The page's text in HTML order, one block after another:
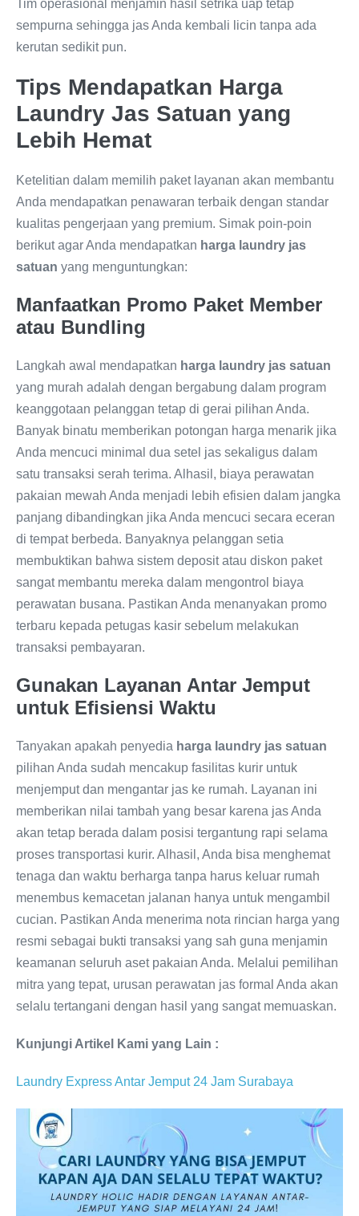
Tim operasional menjamin hasil setrika uap tetap
sempurna sehingga jas Anda kembali licin tanpa ada
kerutan sedikit pun.
Tips Mendapatkan Harga
Laundry Jas Satuan yang
Lebih Hemat
Ketelitian dalam memilih paket layanan akan membantu
Anda mendapatkan penawaran terbaik dengan standar
kualitas pengerjaan yang premium. Simak poin-poin
berikut agar Anda mendapatkan harga laundry jas
satuan yang menguntungkan:
Manfaatkan Promo Paket Member
atau Bundling
Langkah awal mendapatkan harga laundry jas satuan
yang murah adalah dengan bergabung dalam program
keanggotaan pelanggan tetap di gerai pilihan Anda.
Banyak binatu memberikan potongan harga menarik jika
Anda mencuci minimal dua setel jas sekaligus dalam
satu transaksi serah terima. Alhasil, biaya perawatan
pakaian mewah Anda menjadi lebih efisien dalam jangka
panjang dibandingkan jika Anda mencuci secara eceran
di tempat berbeda. Banyaknya pelanggan setia
membuktikan bahwa sistem deposit atau diskon paket
sangat membantu mereka dalam mengontrol biaya
perawatan busana. Pastikan Anda menanyakan promo
terbaru kepada petugas kasir sebelum melakukan
transaksi pembayaran.
Gunakan Layanan Antar Jemput
untuk Efisiensi Waktu
Tanyakan apakah penyedia harga laundry jas satuan
pilihan Anda sudah mencakup fasilitas kurir untuk
menjemput dan mengantar jas ke rumah. Layanan ini
memberikan nilai tambah yang besar karena jas Anda
akan tetap berada dalam posisi tergantung rapi selama
proses transportasi kurir. Alhasil, Anda bisa menghemat
tenaga dan waktu berharga tanpa harus keluar rumah
menembus kemacetan jalanan hanya untuk mengambil
cucian. Pastikan Anda menerima nota rincian harga yang
resmi sebagai bukti transaksi yang sah guna menjamin
keamanan seluruh aset pakaian Anda. Melalui pemilihan
mitra yang tepat, urusan perawatan jas formal Anda akan
selalu tertangani dengan hasil yang sangat memuaskan.
Kunjungi Artikel Kami yang Lain :
Laundry Express Antar Jemput 24 Jam Surabaya